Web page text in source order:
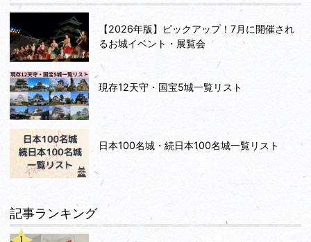
【2026年版】ピックアップ！7月に開催され
るお城イベント・展覧会
現存12天守・国宝5城一覧リスト
日本100名城・続日本100名城一覧リスト
記事ランキング